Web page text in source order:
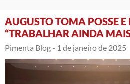
AUGUSTO TOMA POSSE E
“TRABALHAR AINDA
Pimenta Blog - 1 de janeiro de 2025